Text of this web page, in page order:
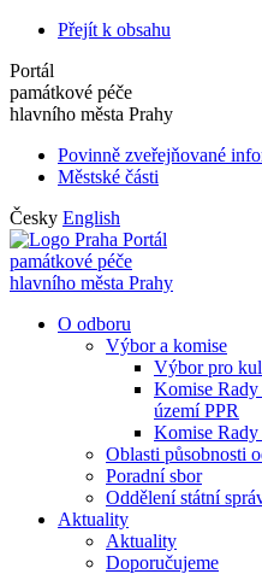
Přejít k obsahu
Portál
památkové péče
hlavního města Prahy
Povinně zveřejňované
Městské části
Česky English
Portál
památkové péče
hlavního města Prahy
O odboru
Výbor a komise
Výbor pro
Komise
území PPR
Komise
Oblasti působnosti
Poradní sbor
Oddělení státní
Aktuality
Aktuality
Doporučujeme